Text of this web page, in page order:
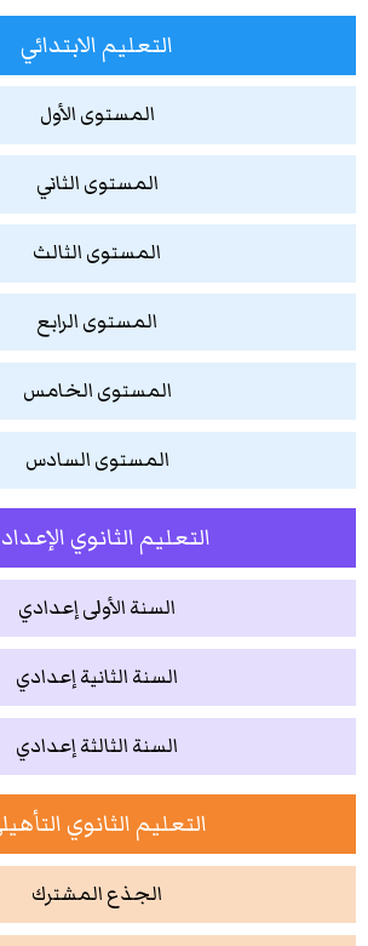
التعليم الابتدائي
المستوى الأول
المستوى الثاني
المستوى الثالث
المستوى الرابع
المستوى الخامس
المستوى السادس
التعليم الثانوي
السنة الأولى إعدادي
السنة الثانية إعدادي
السنة الثالثة إعدادي
التعليم الثانوي
الجذع المشترك